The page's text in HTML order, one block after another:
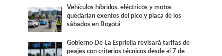
Vehículos híbridos, eléctricos y motos
quedarían exentos del pico y placa de los
sábados en Bogotá
Gobierno De La Espriella revisará tarifas de
peajes con criterios técnicos desde el 7 de